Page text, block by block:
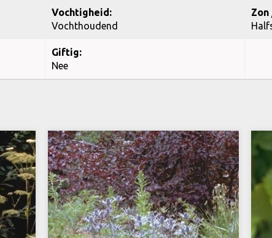
Vochtigheid:
Vochthoudend
Zon
Giftig:
Nee